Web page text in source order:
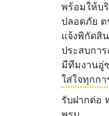
พร้อมให้บ
ปลอดภัย ต
แจ้งพิกัดสิ
ประสบกา
มีทีมงานอู่
ใส่ใจทุกก
รับฝากต่อ